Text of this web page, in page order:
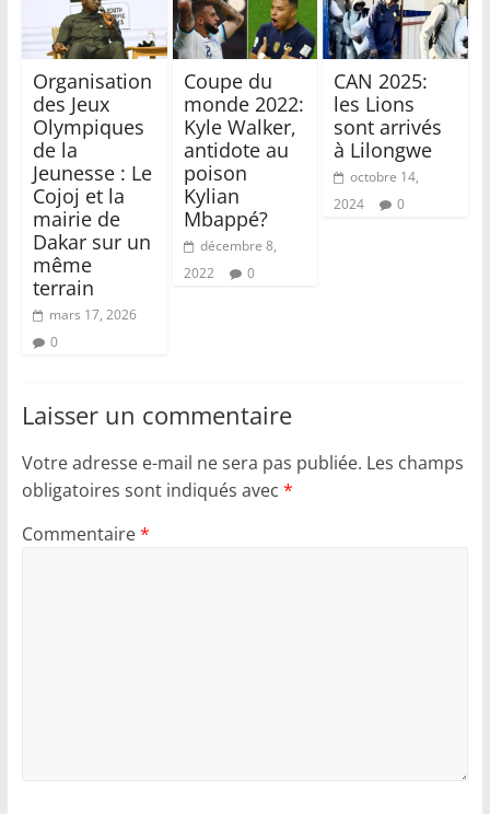
Organisation
des Jeux
Olympiques
de la
Jeunesse : Le
Cojoj et la
mairie de
Dakar sur un
même
terrain
mars 17, 2026
0
Coupe du
monde 2022:
Kyle Walker,
antidote au
poison
Kylian
Mbappé?
décembre 8,
2022
0
CAN 2025:
les Lions
sont arrivés
à Lilongwe
octobre 14,
2024
0
Laisser un commentaire
Votre adresse e-mail ne sera pas publiée. Les champs
obligatoires sont indiqués avec *
Commentaire*